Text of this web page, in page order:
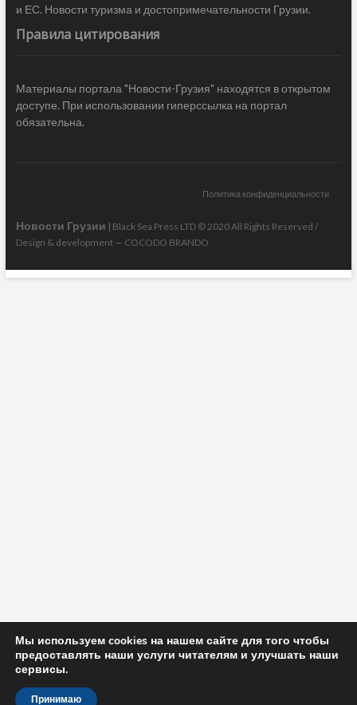
и ЕС. Новости туризма и достопримечательности Грузии.
Правила цитирования
Материалы портала "Новости-Грузия" находятся в открытом
доступе. При использовании гиперссылка на портал
обязательна.
Политика конфиденциальности
Новости Грузии | Black Sea Press LTD © 2020 All Rights Reserved /
Design & development — COCODO BRANDO
Мы используем cookies на нашем сайте для того чтобы
предоставлять наши услуги читателям и улучшать наши
сервисы.
Принимаю